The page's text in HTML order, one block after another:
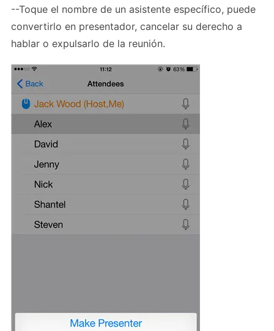
--Toque el nombre de un asistente específico, puede
convertirlo en presentador, cancelar su derecho a
hablar o expulsarlo de la reunión.